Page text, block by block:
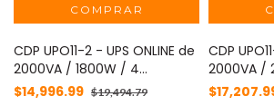
CDP UPO11-2 - UPS ONLINE de
2000VA / 1800W / 4
Terminales de salida /
$14,996.99 $19,494.79
CDP
2000VA /